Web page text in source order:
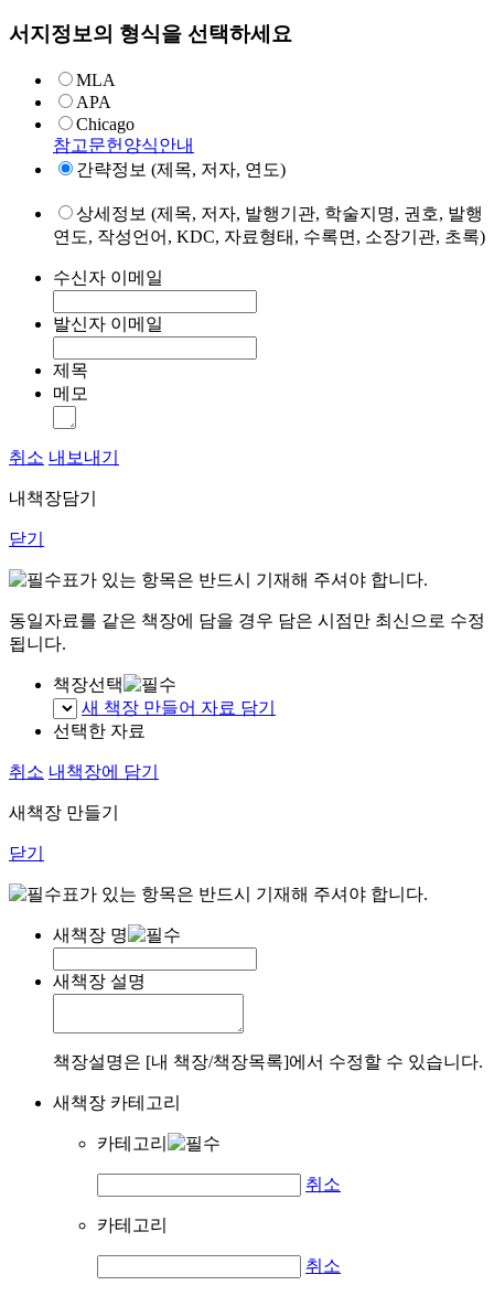
서지정보의 형식을 선택하세요
MLA
APA
Chicago
참고문헌양식안내
간략정보 (제목, 저자, 연도)
상세정보 (제목, 저자, 발행기관, 학술지명, 권호, 발행
연도, 작성언어, KDC, 자료형태, 수록면, 소장기관, 초록)
수신자 이메일
발신자 이메일
제목
메모
취소 내보내기
내책장담기
닫기
표가 있는 항목은 반드시 기재해 주셔야 합니다.
동일자료를 같은 책장에 담을 경우 담은 시점만 최신으로 수정
됩니다.
책장선택
새 책장 만들어 자료 담기
선택한 자료
취소 내책장에 담기
새책장 만들기
닫기
표가 있는 항목은 반드시 기재해 주셔야 합니다.
새책장 명
새책장 설명
책장설명은 [내 책장/책장목록]에서 수정할 수 있습니다.
새책장 카테고리
카테고리
취소
카테고리
취소